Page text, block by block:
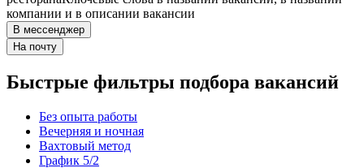
компании и в описании вакансии
В мессенджер
На почту
Быстрые фильтры подбора вакансий
Без опыта работы
Вечерняя и ночная
Вахтовый метод
График 5/2